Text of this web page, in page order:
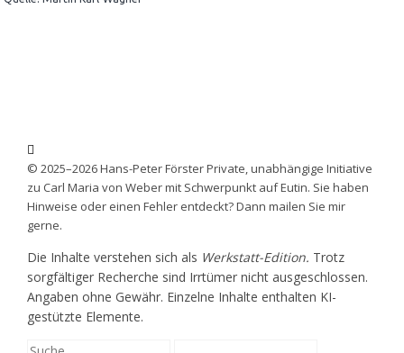
© 2025–2026 Hans-Peter Förster Private, unabhängige Initiative
zu Carl Maria von Weber mit Schwerpunkt auf Eutin. Sie haben
Hinweise oder einen Fehler entdeckt? Dann mailen Sie mir
gerne.
Die Inhalte verstehen sich als Werkstatt-Edition. Trotz
sorgfältiger Recherche sind Irrtümer nicht ausgeschlossen.
Angaben ohne Gewähr. Einzelne Inhalte enthalten KI-
gestützte Elemente.